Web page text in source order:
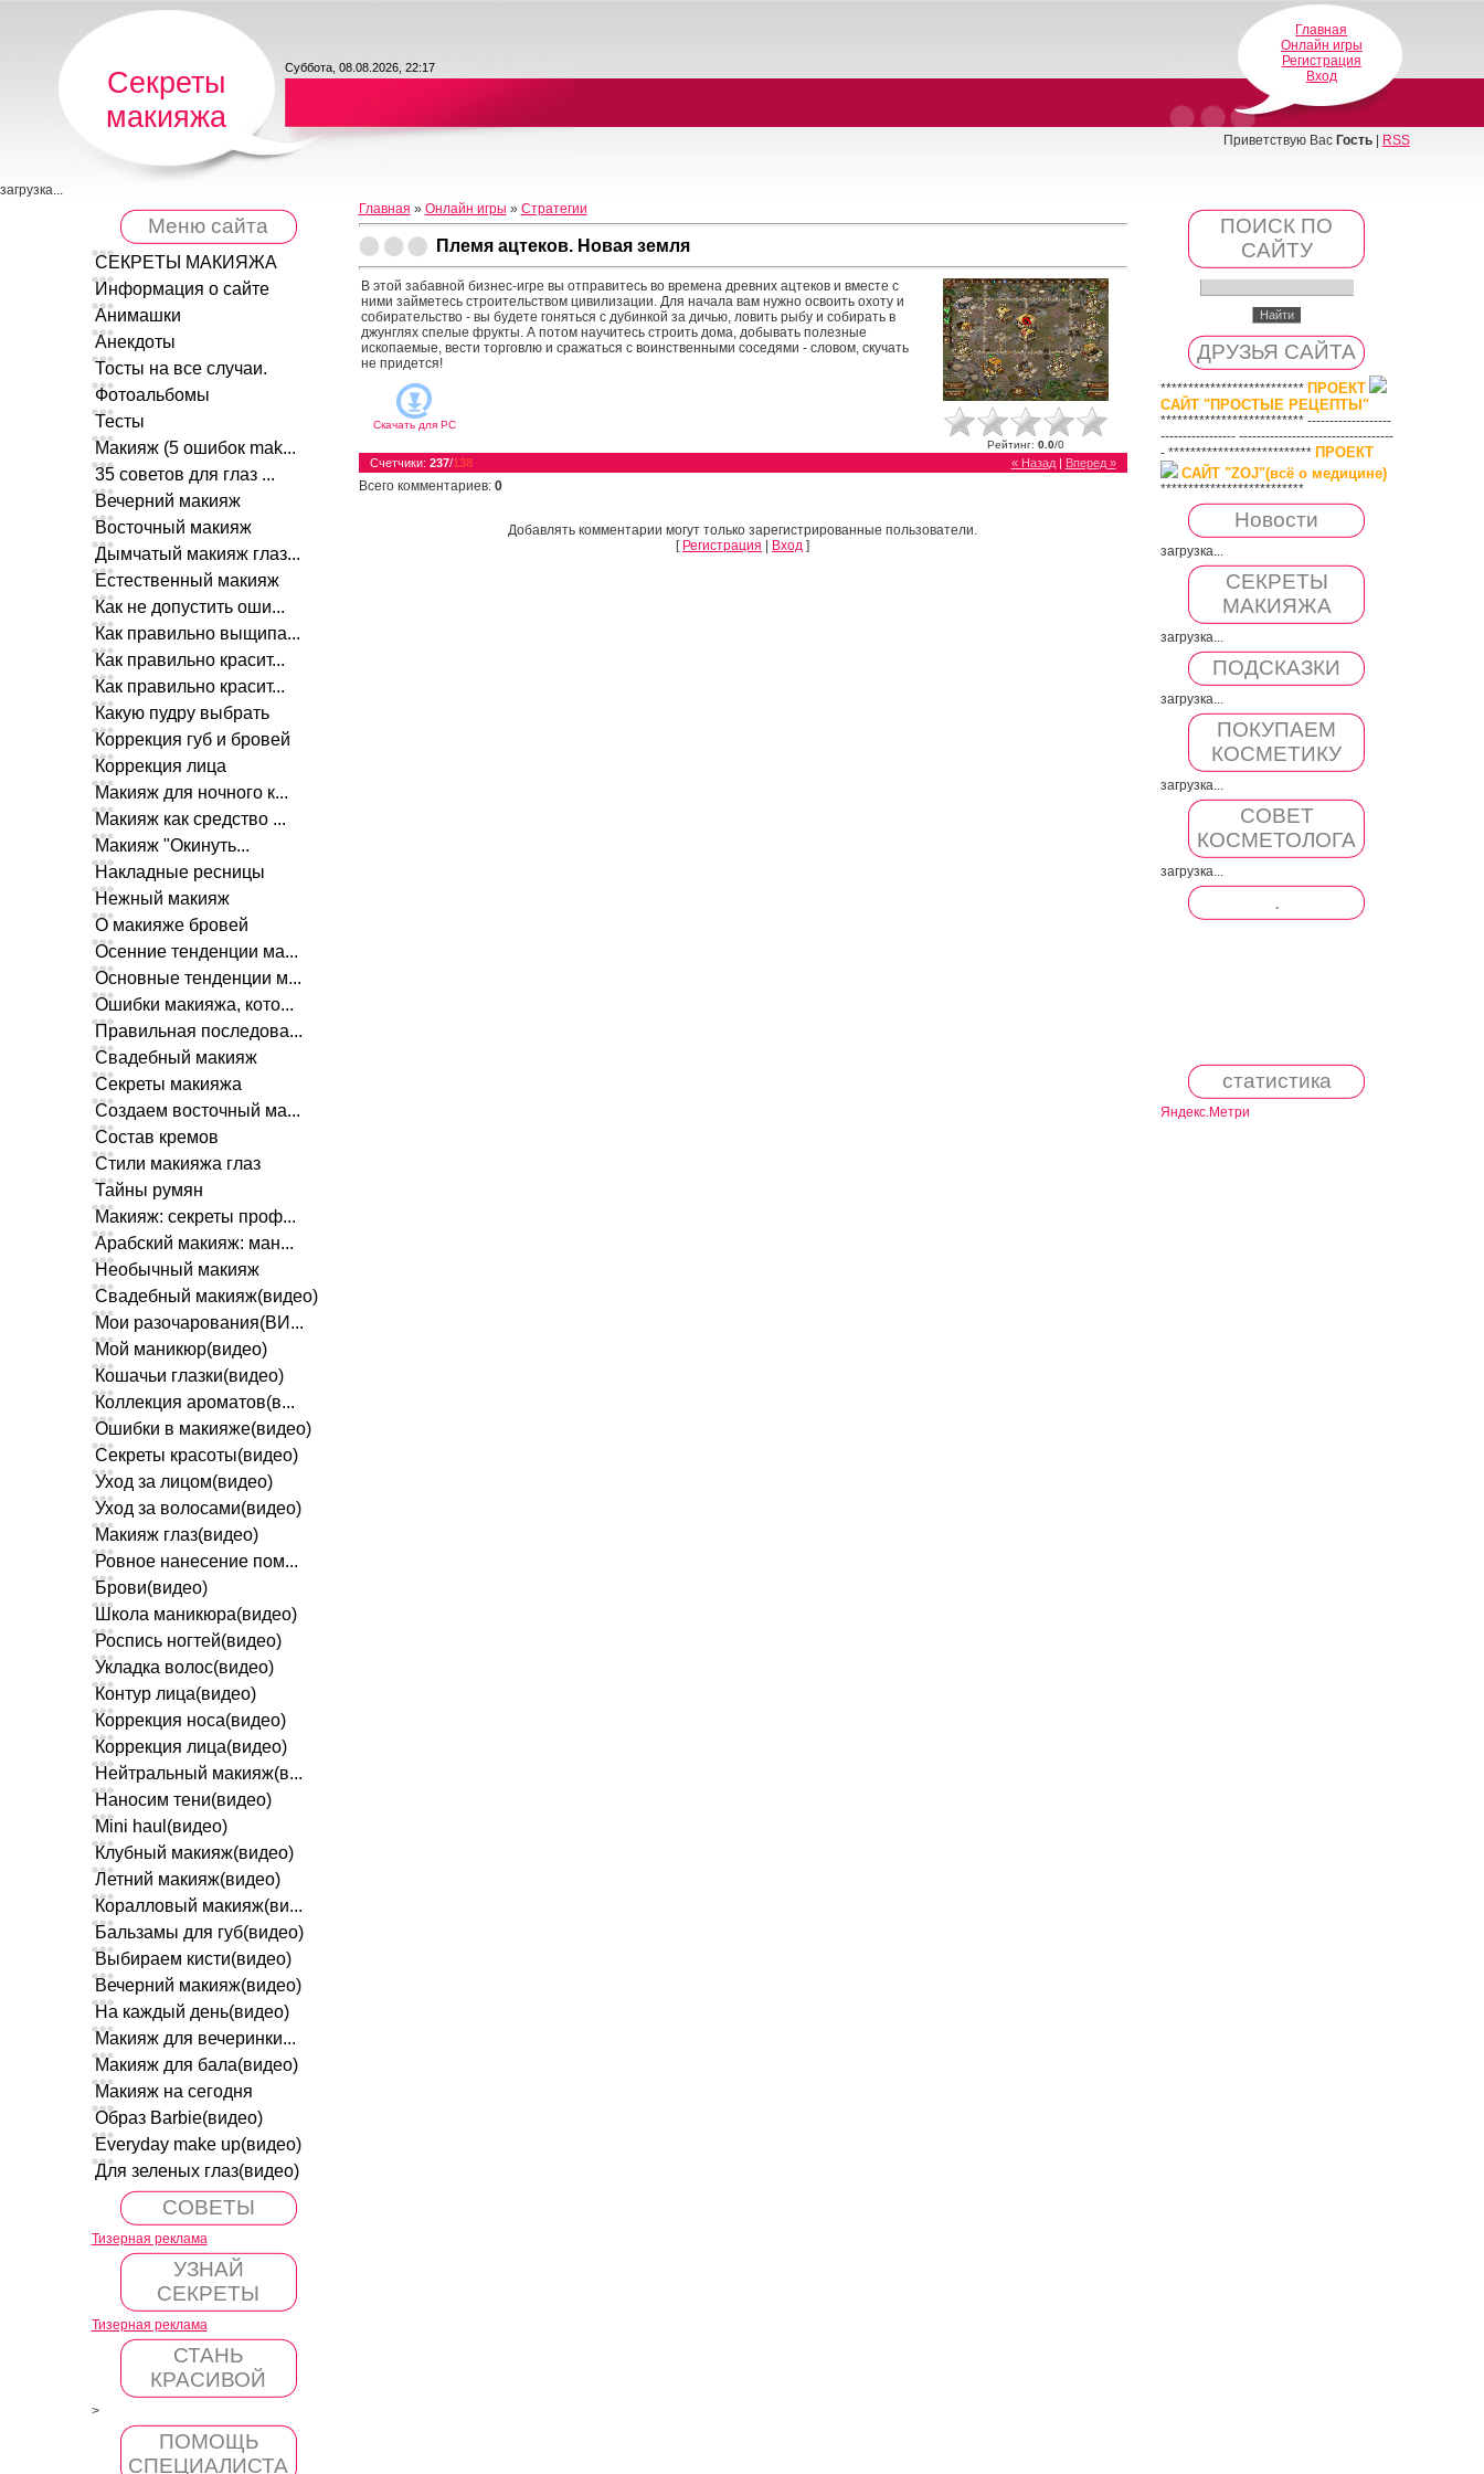
Секреты
макияжа
Суббота, 08.08.2026, 22:17
Главная
Онлайн игры
Регистрация
Вход
Приветствую Вас Гость| RSS
загрузка...
Меню сайта
СЕКРЕТЫ МАКИЯЖА
Информация о сайте
Анимашки
Анекдоты
Тосты на все случаи.
Фотоальбомы
Тесты
Макияж (5 ошибок mak...
35 советов для глаз ...
Вечерний макияж
Восточный макияж
Дымчатый макияж глаз...
Естественный макияж
Как не допустить оши...
Как правильно выщипа...
Как правильно красит...
Как правильно красит...
Какую пудру выбрать
Коррекция губ и бровей
Коррекция лица
Макияж для ночного к...
Макияж как средство ...
Макияж "Окинуть...
Накладные ресницы
Нежный макияж
О макияже бровей
Осенние тенденции ма...
Основные тенденции м...
Ошибки макияжа, кото...
Правильная последова...
Свадебный макияж
Секреты макияжа
Создаем восточный ма...
Состав кремов
Стили макияжа глаз
Тайны румян
Макияж: секреты проф...
Арабский макияж: ман...
Необычный макияж
Свадебный макияж(видео)
Мои разочарования(ВИ...
Мой маникюр(видео)
Кошачьи глазки(видео)
Коллекция ароматов(в...
Ошибки в макияже(видео)
Секреты красоты(видео)
Уход за лицом(видео)
Уход за волосами(видео)
Макияж глаз(видео)
Ровное нанесение пом...
Брови(видео)
Школа маникюра(видео)
Роспись ногтей(видео)
Укладка волос(видео)
Контур лица(видео)
Коррекция носа(видео)
Коррекция лица(видео)
Нейтральный макияж(в...
Наносим тени(видео)
Mini haul(видео)
Клубный макияж(видео)
Летний макияж(видео)
Коралловый макияж(ви...
Бальзамы для губ(видео)
Выбираем кисти(видео)
Вечерний макияж(видео)
На каждый день(видео)
Макияж для вечеринки...
Макияж для бала(видео)
Макияж на сегодня
Образ Barbie(видео)
Everyday make up(видео)
Для зеленых глаз(видео)
СОВЕТЫ
Тизерная реклама
УЗНАЙ
СЕКРЕТЫ
Тизерная реклама
СТАНЬ
КРАСИВОЙ
>
ПОМОЩЬ
СПЕЦИАЛИСТА
Главная » Онлайн игры » Стратегии
Племя ацтеков. Новая земля
В этой забавной бизнес-игре вы отправитесь во времена древних ацтеков и вместе с
ними займетесь строительством цивилизации. Для начала вам нужно освоить охоту и
собирательство - вы будете гоняться с дубинкой за дичью, ловить рыбу и собирать в
джунглях спелые фрукты. А потом научитесь строить дома, добывать полезные
ископаемые, вести торговлю и сражаться с воинственными соседями - словом, скучать
не придется!
Скачать дляPC
Рейтинг: 0.0/0
« Назад| Вперед »
Счетчики: 237/138
Всего комментариев: 0
Добавлять комментарии могут только зарегистрированные пользователи.
[ Регистрация Вход ]
ПОИСК ПО
САЙТУ
ДРУЗЬЯ САЙТА
************************** ПРОЕКТ
САЙТ "ПРОСТЫЕ РЕЦЕПТЫ"
************************** -------------------
----------------- -----------------------------------
- ************************** ПРОЕКТ
САЙТ "ZOJ"(всё о медицине)
**************************
Новости
загрузка...
СЕКРЕТЫ
МАКИЯЖА
загрузка...
ПОДСКАЗКИ
загрузка...
ПОКУПАЕМ
КОСМЕТИКУ
загрузка...
СОВЕТ
КОСМЕТОЛОГА
загрузка...
.
статистика